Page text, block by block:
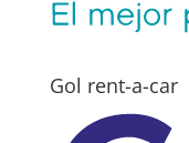
Gol rent-a-car